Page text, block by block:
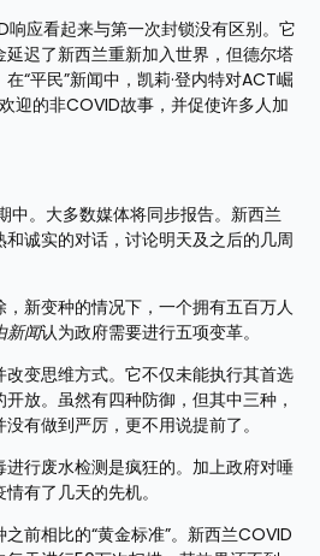
响应看起来与第一次封锁没有区别。它
迟了新西兰重新加入世界，但德尔塔
“平民”新闻中，凯莉·登内特对ACT崛
迎的非COVID故事，并促使许多人加
中。大多数媒体将同步报告。新西兰
诚实的对话，讨论明天及之后的几周
新变种的情况下，一个拥有五百万人
新闻认为政府需要进行五项变革。
变思维方式。它不仅未能执行其首选
放。虽然有四种防御，但其中三种，
有做到严厉，更不用说提前了。
行废水检测是疯狂的。加上政府对唾
有了几天的先机。
前相比的“黄金标准”。新西兰COVID